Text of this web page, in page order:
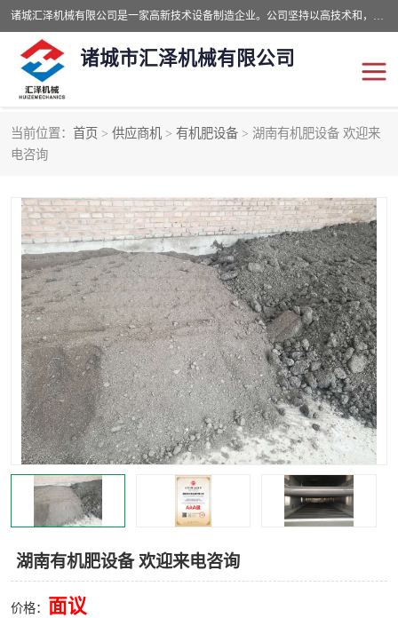
诸城汇泽机械有限公司是一家高新技术设备制造企业。公司坚持以高技术和，高服务于用户，以的环保机械制造设备赢的用户的信赖。现在主要生产死亡畜禽无害化处理和立式和卧式有机肥设备，搅拌机，烘干机，高温发酵机等。污水处理设备，固液分离机。气浮机，化制机等。公司秉承品质，用户至上，科技创新的经营理。
诸城市汇泽机械有限公司
当前位置： 首页 > 供应商机 > 有机肥设备 > 湖南有机肥设备 欢迎来
电咨询
湖南有机肥设备 欢迎来电咨询
价格： 面议
发酵设备
鸡粪发酵机 有机肥设备
纳米膜好氧发酵堆肥机 粪污烘干酶体机
膜式堆肥机 纳米膜发酵
膜式发酵仓 分子膜堆肥仓
分子膜发酵堆肥设备